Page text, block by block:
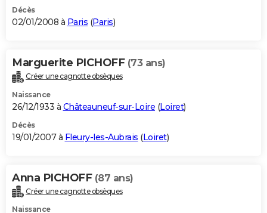
Décès
02/01/2008 à Paris (Paris)
Marguerite PICHOFF (73 ans)
Créer une cagnotte obsèques
Naissance
26/12/1933 à Châteauneuf-sur-Loire (Loiret)
Décès
19/01/2007 à Fleury-les-Aubrais (Loiret)
Anna PICHOFF (87 ans)
Créer une cagnotte obsèques
Naissance